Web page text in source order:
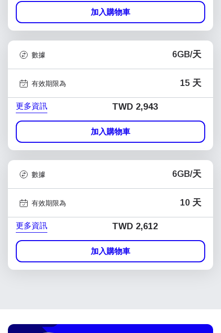
加入購物車
數據 6GB/天
有效期限為 15 天
更多資訊 TWD 2,943
加入購物車
數據 6GB/天
有效期限為 10 天
更多資訊 TWD 2,612
加入購物車